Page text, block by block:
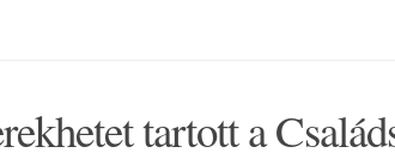
tartott a